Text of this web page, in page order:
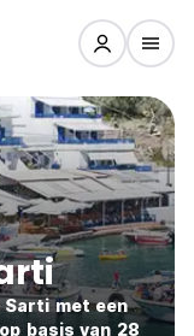
Sarti met een
basis van 28